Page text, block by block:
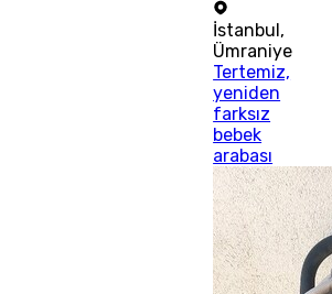
İstanbul,
Ümraniye
Tertemiz,
yeniden
farksız
bebek
arabası